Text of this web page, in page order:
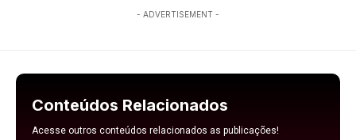
- ADVERTISEMENT -
Conteúdos Relacionados
Acesse outros conteúdos relacionados as publicações!